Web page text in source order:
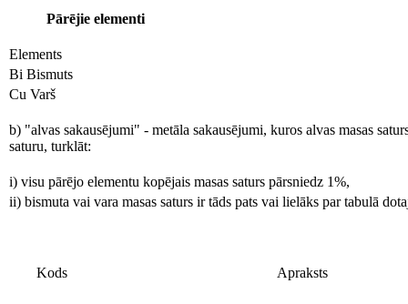
Pārējie elementi
Elements
Bi Bismuts
Cu Varš
b) "alvas sakausējumi" - metāla sakausējumi, kuros alvas masas
saturu, turklāt:
i) visu pārējo elementu kopējais masas saturs pārsniedz 1%,
ii) bismuta vai vara masas saturs ir tāds pats vai lielāks par tabulā
Kods Apraksts